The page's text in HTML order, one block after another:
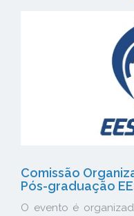
Comissão
Pós-graduação
O evento é